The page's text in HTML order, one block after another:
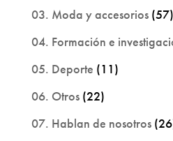
03. Moda y accesorios(57)
04. Formación e
05. Deporte (11)
06. Otros(22)
07. Hablan de nosotros